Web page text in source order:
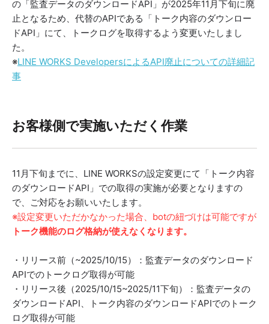
の「監査データのダウンロードAPI」が2025年11月下旬に廃
止となるため、 代替のAPIである「トーク内容のダウンロー
ドAPI」にて、トークログを取得するよう変更いたしまし
た。
※LINE WORKS DevelopersによるAPI廃止についての詳細記
事
お客様側で実施いただく作業
11月下旬までに、LINE WORKSの設定変更にて「トーク内容
のダウンロードAPI」での取得の実施が必要となりますの
で、ご対応をお願いいたします。
※設定変更いただかなかった場合、botの紐づけは可能ですが
トーク機能のログ格納が使えなくなります。
・リリース前（~2025/10/15）：監査データのダウンロード
APIでのトークログ取得が可能
・リリース後（2025/10/15~2025/11下旬）：監査データの
ダウンロードAPI、トーク内容のダウンロードAPIでのトーク
ログ取得が可能